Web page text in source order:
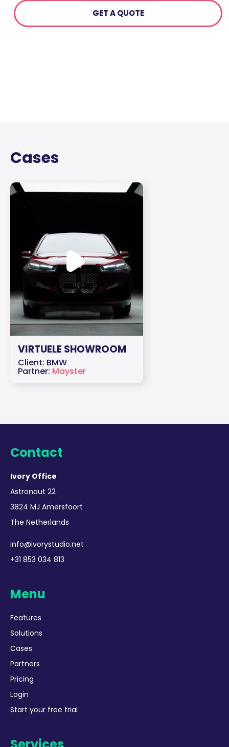
Cases
VIRTUELE SHOWROOM
Client: BMW
Partner: Mayster
Contact
Ivory Office
Astronaut 22
3824 MJ Amersfoort
The Netherlands
info@ivorystudio.net
+31 853 034 813
Menu
Features
Solutions
Cases
Partners
Pricing
Login
Start your free trial